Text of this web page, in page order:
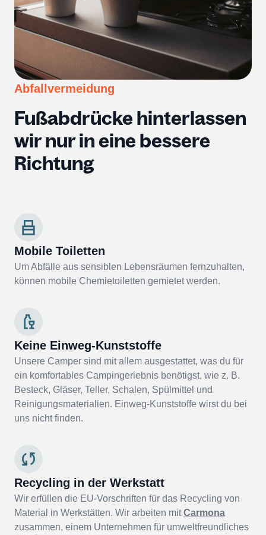
Abfallvermeidung
Fußabdrücke hinterlassen
wir nur in eine bessere
Richtung
Mobile Toiletten
Um Abfälle aus sensiblen Lebensräumen fernzuhalten,
können mobile Chemietoiletten gemietet werden.
Keine Einweg-Kunststoffe
Unsere Camper sind mit allem ausgestattet, was du für
ein komfortables Campingerlebnis benötigst, wie z. B.
Besteck, Gläser, Teller, Schalen, Spülmittel und
Reinigungsmaterialien. Einweg-Kunststoffe wirst du bei
uns nicht finden.
Recycling in der Werkstatt
Wir erfüllen die EU-Vorschriften für das Recycling von
Material in Werkstätten. Wir arbeiten mitCarmona
zusammen, einem Unternehmen für umweltfreundliches